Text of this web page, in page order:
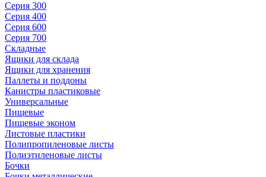
Серия 300
Серия 400
Серия 600
Серия 700
Складные
Ящики для склада
Ящики для хранения
Паллеты и поддоны
Канистры пластиковые
Универсальные
Пищевые
Пищевые эконом
Листовые пластики
Полипропиленовые листы
Полиэтиленовые листы
Бочки